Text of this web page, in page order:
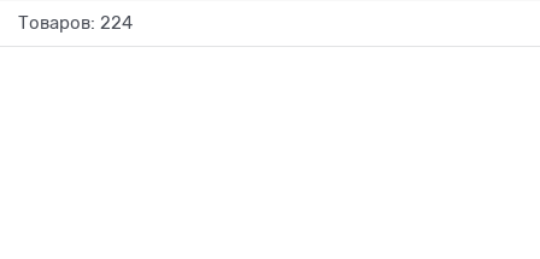
Товаров: 224